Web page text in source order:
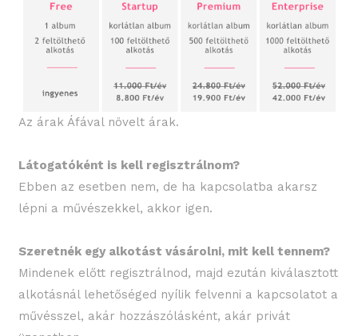
Az árak Áfával növelt árak.
Látogatóként is kell regisztrálnom?
Ebben az esetben nem, de ha kapcsolatba akarsz
lépni a művészekkel, akkor igen.
Szeretnék egy alkotást vásárolni, mit kell tennem?
Mindenek előtt regisztrálnod, majd ezután kiválasztott
alkotásnál lehetőséged nyílik felvenni a kapcsolatot a
művésszel, akár hozzászólásként, akár privát